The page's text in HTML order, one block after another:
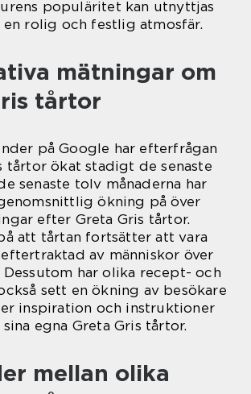
populäritet kan utnyttjas
rolig och festlig atmosfär.
mätningar om
tårtor
på Google har efterfrågan
tårtor ökat stadigt de senaste
senaste tolv månaderna har
ökning på över
efter Greta Gris tårtor.
att tårtan fortsätter att vara
av människor över
Dessutom har olika recept- och
sett en ökning av besökare
inspiration och instruktioner
egna Greta Gris tårtor.
mellan olika